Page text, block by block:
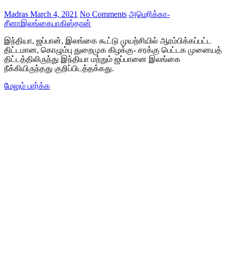
Madras March 4, 2021 No Comments அமெரிக்கா-
சீனாஇலங்கைபாகிஸ்தான்
இந்தியா, ஜப்பான், இலங்கை கூட்டு முயற்சியில் ஆரம்பிக்கப்பட்ட
திட்டமான, கொழும்பு துறைமுக கிழக்கு- சரக்கு பெட்டக முனையத்
திட்டத்திலிருந்து இந்தியா மற்றும் ஜப்பானை இலங்கை
நீக்கியிருந்தது குறிப்பிடத்தக்கது.
மேலும் பார்க்கஇம்ரான்